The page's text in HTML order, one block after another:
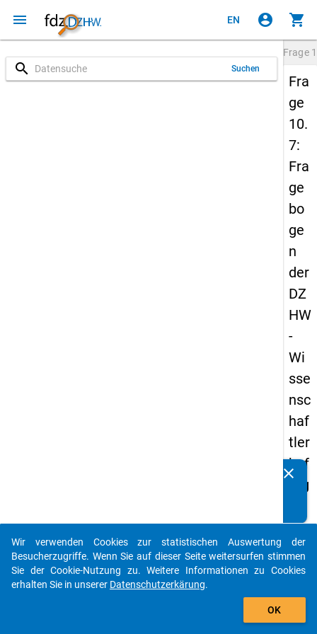
menu EN account_circle shopping_cart
search Suchen
Frage
Fra
ge
10.
7:
Fra
ge
bo
ge
n
der
DZ
HW
-
Wi
sse
nsc
haf
tler
bef
rag
g
20
16
Details
clear
auto_stories
add_shopping_cart
Wir verwenden Cookies zur statistischen Auswertung der
Besucherzugriffe. Wenn Sie auf dieser Seite weitersurfen stimmen
Sie der Cookie-Nutzung zu. Weitere Informationen zu Cookies
erhalten Sie in unserer Datenschutzerkärung.
OK